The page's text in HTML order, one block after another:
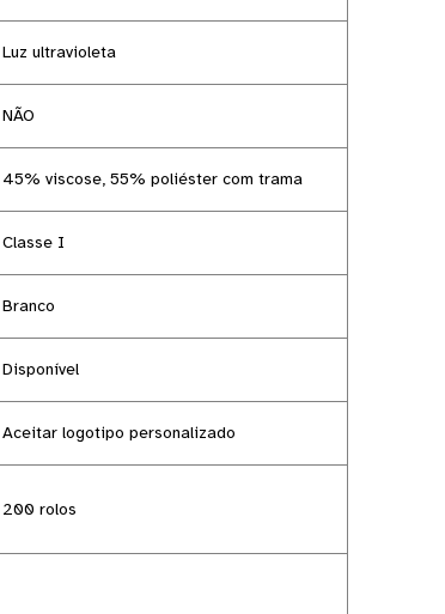
Luz ultravioleta
NÃO
45% viscose, 55% poliéster com trama
Classe I
Branco
Disponível
Aceitar logotipo personalizado
200 rolos